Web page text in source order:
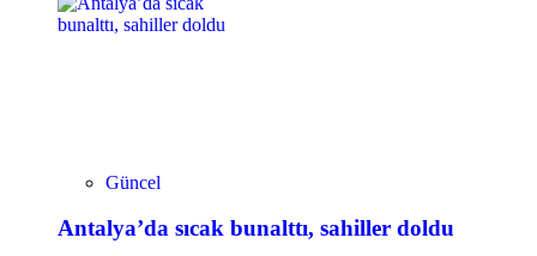
Güncel
Antalya’da sıcak bunalttı, sahiller doldu